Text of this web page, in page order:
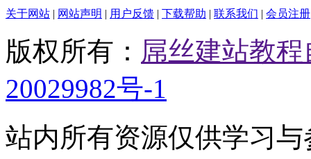
关于网站 | 网站声明 | 用户反馈 | 下载帮助 | 联系我们 | 会员注册
版权所有： 屌丝建站教
20029982号-1
站内所有资源仅供学习